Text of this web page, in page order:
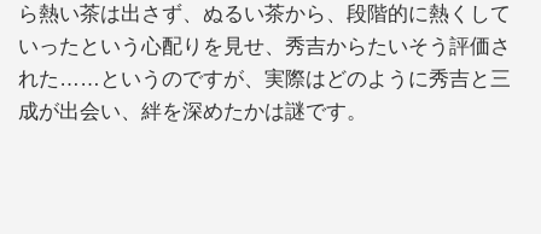
ら熱い茶は出さず、ぬるい茶から、段階的に熱くして
いったという心配りを見せ、秀吉からたいそう評価さ
れた……というのですが、実際はどのように秀吉と三
成が出会い、絆を深めたかは謎です。